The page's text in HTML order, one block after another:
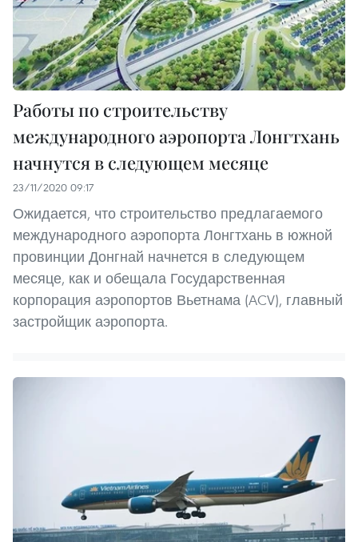
Работы по строительству
международного аэропорта Лонгтхань
начнутся в следующем месяце
23/11/2020 09:17
Ожидается, что строительство предлагаемого
международного аэропорта Лонгтхань в южной
провинции Донгнай начнется в следующем
месяце, как и обещала Государственная
корпорация аэропортов Вьетнама (ACV), главный
застройщик аэропорта.